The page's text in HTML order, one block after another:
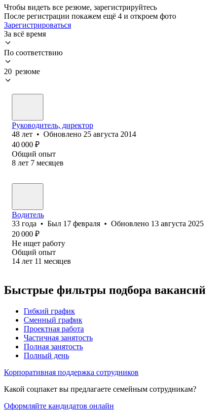
Чтобы видеть все резюме, зарегистрируйтесь
После регистрации покажем ещё 4 и откроем фото
Зарегистрироваться
За всё время
По соответствию
20 резюме
Руководитель, директор
48 лет • Обновлено 25 августа 2014
40 000 ₽
Общий опыт
8 лет 7 месяцев
Водитель
33 года • Был 17 февраля • Обновлено 13 августа 2025
20 000 ₽
Не ищет работу
Общий опыт
14 лет 11 месяцев
Быстрые фильтры подбора вакансий
Гибкий график
Сменный график
Проектная работа
Частичная занятость
Полная занятость
Полный день
Корпоративная поддержка сотрудников
Какой соцпакет вы предлагаете семейным сотрудникам?
Оформляйте кандидатов онлайн